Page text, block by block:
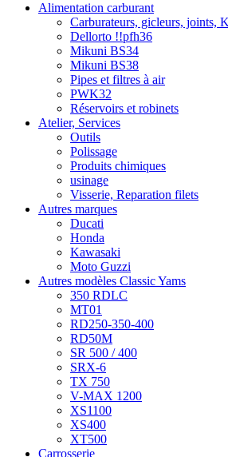
Alimentation carburant
Carburateurs, gicleurs, joints,
Dellorto !!pfh36
Mikuni BS34
Mikuni BS38
Pipes et filtres à air
PWK32
Réservoirs et robinets
Atelier, Services
Outils
Polissage
Produits chimiques
usinage
Visserie, Reparation filets
Autres marques
Ducati
Honda
Kawasaki
Moto Guzzi
Autres modèles Classic Yams
350 RDLC
MT01
RD250-350-400
RD50M
SR 500 / 400
SRX-6
TX 750
V-MAX 1200
XS1100
XS400
XT500
Carrosserie